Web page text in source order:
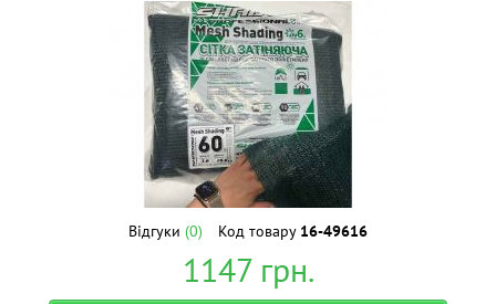
Відгуки (0) Код товару 16-49616
1147грн.